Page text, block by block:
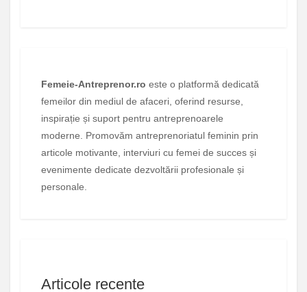
Femeie-Antreprenor.ro este o platformă dedicată
femeilor din mediul de afaceri, oferind resurse,
inspirație și suport pentru antreprenoarele
moderne. Promovăm antreprenoriatul feminin prin
articole motivante, interviuri cu femei de succes și
evenimente dedicate dezvoltării profesionale și
personale.
Articole recente